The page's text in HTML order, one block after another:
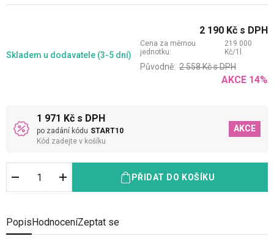
Skladem u dodavatele (3-5 dní)
2 190 Kč s DPH
Cena za měrnou
jednotku:
219 000
Kč/1
Původně: 2 558Kčs DPH
AKCE 14%
1 971 Kč s DPH
po zadání kódu START10
Kód zadejte v košíku
AKCE
PŘIDAT DO KOŠÍKU
Popis HodnoceníZeptat se